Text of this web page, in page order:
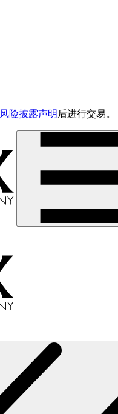
风险披露声明 后进行交易。